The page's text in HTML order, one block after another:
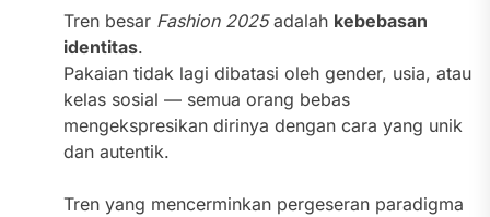
Tren besar Fashion 2025adalah kebebasan
identitas.
Pakaian tidak lagi dibatasi oleh gender, usia, atau
kelas sosial — semua orang bebas
mengekspresikan dirinya dengan cara yang unik
dan autentik.
Tren yang mencerminkan pergeseran paradigma